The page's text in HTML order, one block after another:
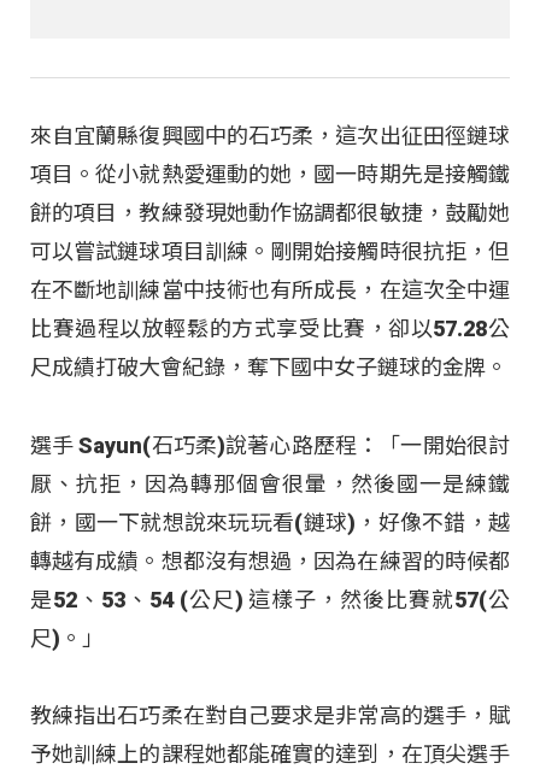
來自宜蘭縣復興國中的石巧柔，這次出征田徑鏈球
項目。從小就熱愛運動的她，國一時期先是接觸鐵
餅的項目，教練發現她動作協調都很敏捷，鼓勵她
可以嘗試鏈球項目訓練。剛開始接觸時很抗拒，但
在不斷地訓練當中技術也有所成長，在這次全中運
比賽過程以放輕鬆的方式享受比賽，卻以57.28公
尺成績打破大會紀錄，奪下國中女子鏈球的金牌。
選手 Sayun(石巧柔)說著心路歷程：「一開始很討
厭、抗拒，因為轉那個會很暈，然後國一是練鐵
餅，國一下就想說來玩玩看(鏈球)，好像不錯，越
轉越有成績。想都沒有想過，因為在練習的時候都
是52、53、54 (公尺) 這樣子，然後比賽就57(公
尺)。」
教練指出石巧柔在對自己要求是非常高的選手，賦
予她訓練上的課程她都能確實的達到，在頂尖選手